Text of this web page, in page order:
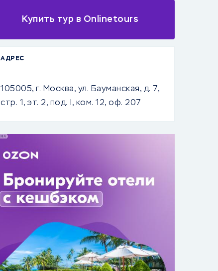
Купить тур в Onlinetours
АДРЕС
105005, г. Москва, ул. Бауманская, д. 7,
стр. 1, эт. 2, под. I, ком. 12, оф. 207